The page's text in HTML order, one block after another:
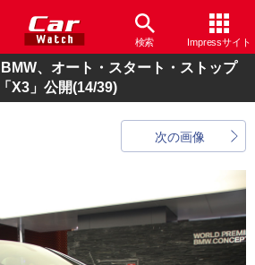
検索 Impressサイト
BMW、オート・スタート・ストップ
X3」公開(14/39)
次の画像